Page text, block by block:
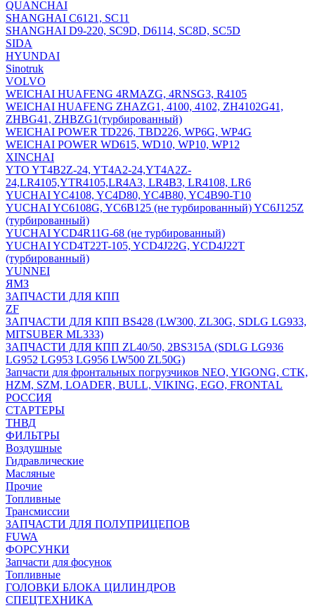
QUANCHAI
SHANGHAI C6121, SC11
SHANGHAI D9-220, SC9D, D6114, SC8D, SC5D
SIDA
HYUNDAI
Sinotruk
VOLVO
WEICHAI HUAFENG 4RMAZG, 4RNSG3, R4105
WEICHAI HUAFENG ZHAZG1, 4100, 4102, ZH4102G41,
ZHBG41, ZHBZG1(турбированный)
WEICHAI POWER TD226, TBD226, WP6G, WP4G
WEICHAI POWER WD615, WD10, WP10, WP12
XINCHAI
YTO YT4B2Z-24, YT4A2-24,YT4A2Z-
24,LR4105,YTR4105,LR4A3, LR4B3, LR4108, LR6
YUCHAI YC4108, YC4D80, YC4B80, YC4B90-T10
YUCHAI YC6108G, YC6B125 (не турбированный) YC6J125Z
(турбированный)
YUCHAI YCD4R11G-68 (не турбированный)
YUCHAI YCD4T22T-105, YCD4J22G, YCD4J22T
(турбированный)
YUNNEI
ЯМЗ
ЗАПЧАСТИ ДЛЯ КПП
ZF
ЗАПЧАСТИ ДЛЯ КПП BS428 (LW300, ZL30G, SDLG LG933,
MITSUBER ML333)
ЗАПЧАСТИ ДЛЯ КПП ZL40/50, 2BS315A (SDLG LG936
LG952 LG953 LG956 LW500 ZL50G)
Запчасти для фронтальных погрузчиков NEO, YIGONG, CTK,
HZM, SZM, LOADER, BULL, VIKING, EGO, FRONTAL
РОССИЯ
СТАРТЕРЫ
ТНВД
ФИЛЬТРЫ
Воздушные
Гидравлические
Масляные
Прочие
Топливные
Трансмиссии
ЗАПЧАСТИ ДЛЯ ПОЛУПРИЦЕПОВ
FUWA
ФОРСУНКИ
Запчасти для фосунок
Топливные
ГОЛОВКИ БЛОКА ЦИЛИНДРОВ
СПЕЦТЕХНИКА